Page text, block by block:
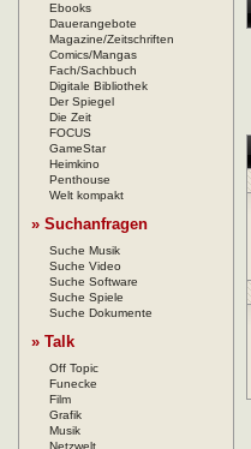
Ebooks
Dauerangebote
Magazine/Zeitschriften
Comics/Mangas
Fach/Sachbuch
Digitale Bibliothek
Der Spiegel
Die Zeit
FOCUS
GameStar
Heimkino
Penthouse
Welt kompakt
» Suchanfragen
Suche Musik
Suche Video
Suche Software
Suche Spiele
Suche Dokumente
» Talk
Off Topic
Funecke
Film
Grafik
Musik